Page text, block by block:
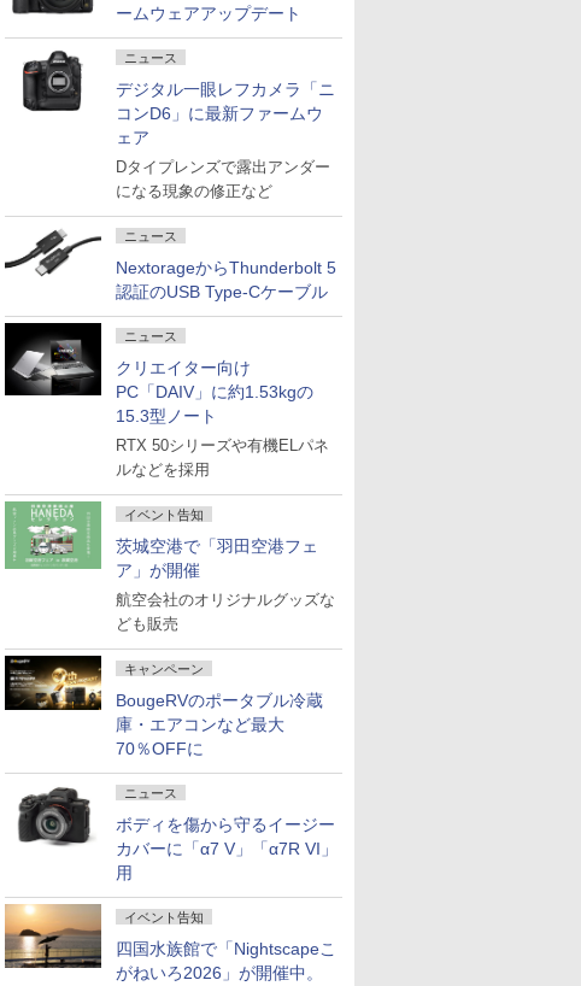
ームウェアアップデート
ニュース
デジタル一眼レフカメラ「ニ
コンD6」に最新ファームウ
ェア
Dタイプレンズで露出アンダー
になる現象の修正など
ニュース
NextorageからThunderbolt 5
認証のUSB Type-Cケーブル
ニュース
クリエイター向け
PC「DAIV」に約1.53kgの
15.3型ノート
RTX 50シリーズや有機ELパネ
ルなどを採用
イベント告知
茨城空港で「羽田空港フェ
ア」が開催
航空会社のオリジナルグッズな
ども販売
キャンペーン
BougeRVのポータブル冷蔵
庫・エアコンなど最大
70％OFFに
ニュース
ボディを傷から守るイージー
カバーに「α7 V」「α7R VI」
用
イベント告知
四国水族館で「Nightscapeこ
がねいろ2026」が開催中。